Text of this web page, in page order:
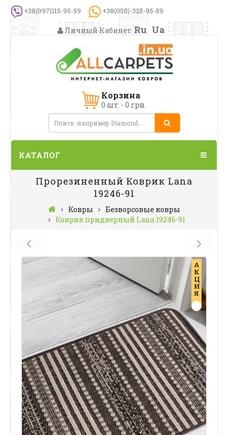
+38(097)115-95-59 +38(050)-325-95-59
Личный Кабинет Ru Ua
Корзина
0 шт. - 0 грн.
КАТАЛОГ
Прорезиненный Коврик Lana
19246-91
Ковры
Безворсовые ковры
Коврик придверный Lana 19246-91
А
К
Ц
И
Я